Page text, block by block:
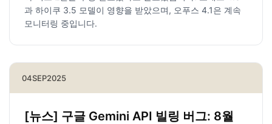
과 하이쿠 3.5 모델이 영향을 받았으며, 오푸스 4.1은 계속
모니터링 중입니다.
04SEP2025
[뉴스] 구글 Gemini API 빌링 버그: 8월